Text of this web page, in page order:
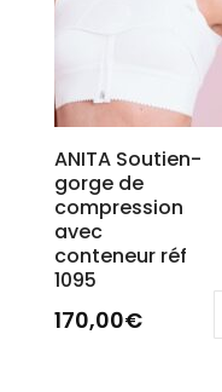
ANITA Soutien-
gorge de
compression
avec
conteneur réf
1095
170,00€